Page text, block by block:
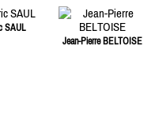
SAUL
Jean-Pierre BELTOISE